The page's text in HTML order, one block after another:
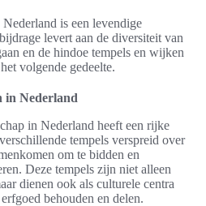
is een levendige
levert aan de diversiteit van
en de hindoe tempels en wijken
volgende gedeelte.
in Nederland
in Nederland heeft een rijke
tempels verspreid over
om te bidden en
Deze tempels zijn niet alleen
dienen ook als culturele centra
behouden en delen.